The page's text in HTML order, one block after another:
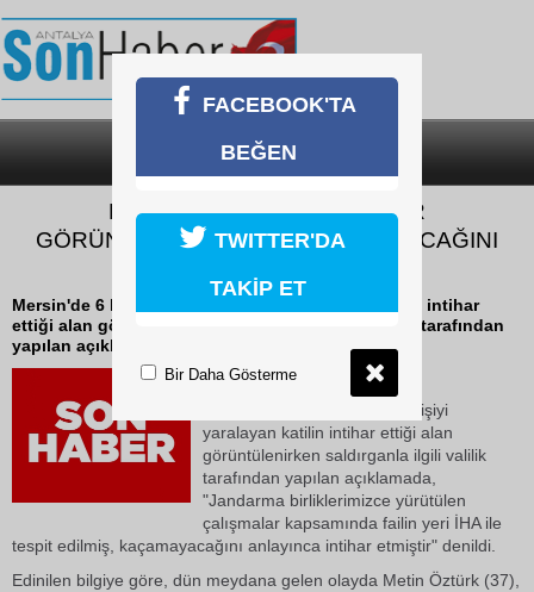
SON DAKİKA
KATİLİN İNTİHAR ETTİĞİ YER
GÖRÜNTÜLENDİ: "FAİL KAÇAMAYACAĞINI
Mersin'de 6 kişiyi öldürüp 8 kişiyi yaralayan katilin intihar
ettiği alan görüntülenirken saldırganla ilgili valilik tarafından
yapılan açıklamada,...
19 Mayıs 2026 Salı 13:08
Mersin'de 6 kişiyi öldürüp 8 kişiyi
yaralayan katilin intihar ettiği alan
görüntülenirken saldırganla ilgili valilik
tarafından yapılan açıklamada,
"Jandarma birliklerimizce yürütülen
çalışmalar kapsamında failin yeri İHA ile
tespit edilmiş, kaçamayacağını anlayınca intihar etmiştir" denildi.
Edinilen bilgiye göre, dün meydana gelen olayda Metin Öztürk (37),
FACEBOOK'TA
BEĞEN
TWITTER'DA
TAKİP ET
Bir Daha Gösterme